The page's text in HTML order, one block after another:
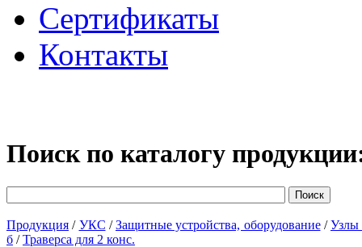
Сертификаты
Контакты
Поиск по каталогу
Продукция / УКС /Защитные устройства, оборудование/Узлы
б /Траверса для 2 конс.